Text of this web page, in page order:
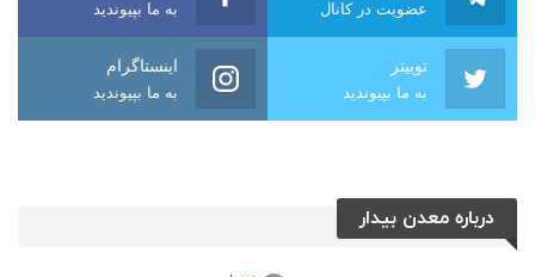
عضویت در کانال به ما بپیوندید
توییتر
به ما بپیوندید
اینستاگرام
به ما بپیوندید
درباره معدن بیدار